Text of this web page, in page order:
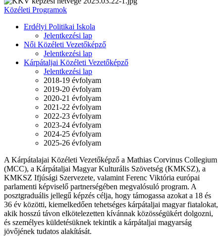
Közéleti Programok
Erdélyi Politikai Iskola
Jelentkezési lap
Női Közéleti Vezetőképző
Jelentkezési lap
Kárpátaljai Közéleti Vezetőképző
Jelentkezési lap
2018-19 évfolyam
2019-20 évfolyam
2020-21 évfolyam
2021-22 évfolyam
2022-23 évfolyam
2023-24 évfolyam
2024-25 évfolyam
2025-26 évfolyam
A Kárpátalajai Közéleti Vezetőképző a Mathias Corvinus Collegium
(MCC), a Kárpátaljai Magyar Kulturális Szövetség (KMKSZ), a
KMKSZ Ifjúsági Szervezete, valamint Ferenc Viktória európai
parlamenti képviselő partnerségében megvalósuló program. A
posztgraduális jellegű képzés célja, hogy támogassa azokat a 18 és
36 év közötti, kiemelkedően tehetséges kárpátaljai magyar fiatalokat,
akik hosszú távon elkötelezetten kívánnak közösségükért dolgozni,
és személyes küldetésüknek tekintik a kárpátaljai magyarság
jövőjének tudatos alakítását.